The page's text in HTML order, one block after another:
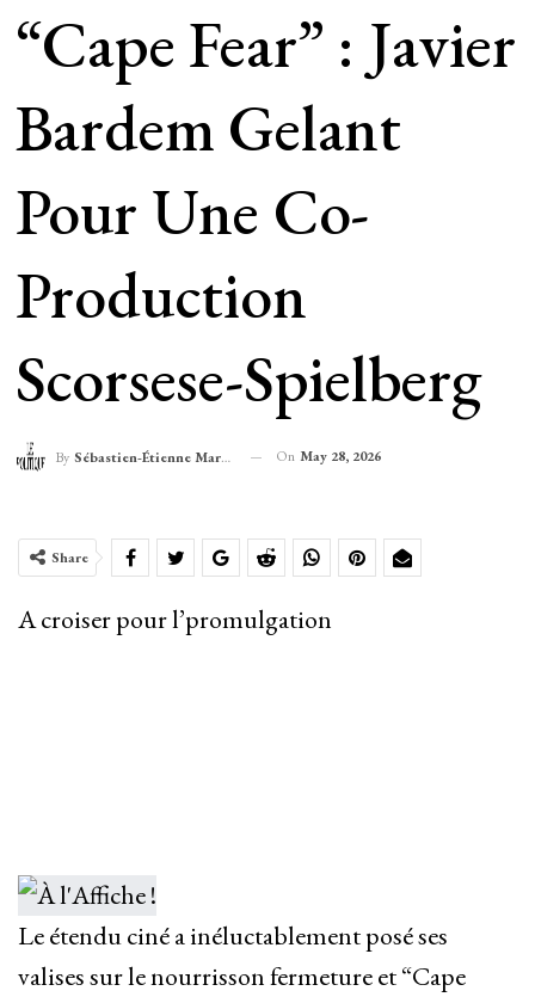
“Cape Fear” : Javier
Bardem Gelant
Pour Une Co-
Production
Scorsese-Spielberg
By Sébastien-Étienne Marechal On May 28, 2026
Share
A croiser pour l’promulgation
Le étendu ciné a inéluctablement posé ses
valises sur le nourrisson fermeture et “Cape